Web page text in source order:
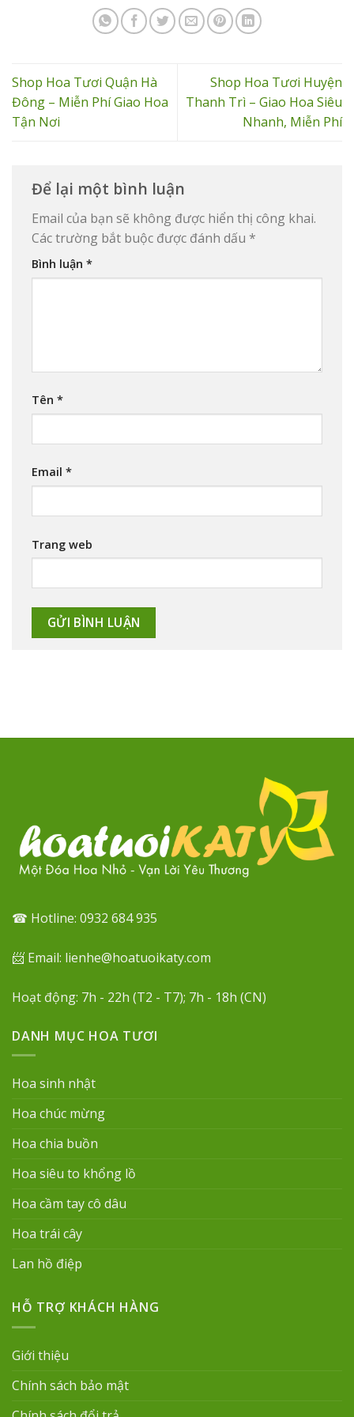
Shop Hoa Tươi Quận Hà
Đông – Miễn Phí Giao Hoa
Tận Nơi
Shop Hoa Tươi Huyện
Thanh Trì – Giao Hoa Siêu
Nhanh, Miễn Phí
Để lại một bình luận
Email của bạn sẽ không được hiển thị công khai.
Các trường bắt buộc được đánh dấu *
Bình luận *
Tên *
Email *
Trang web
☎ Hotline: 0932 684 935
📨 Email: lienhe@hoatuoikaty.com
Hoạt động: 7h - 22h (T2 - T7); 7h - 18h (CN)
DANH MỤC HOA TƯƠI
Hoa sinh nhật
Hoa chúc mừng
Hoa chia buồn
Hoa siêu to khổng lồ
Hoa cầm tay cô dâu
Hoa trái cây
Lan hồ điệp
HỖ TRỢ KHÁCH HÀNG
Giới thiệu
Chính sách bảo mật